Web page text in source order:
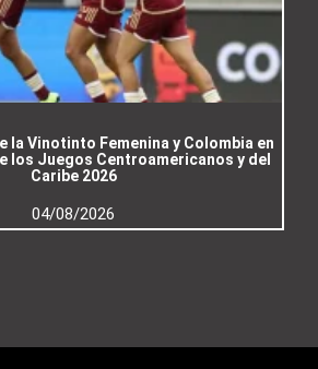
la Vinotinto Femenina y Colombia en
los Juegos Centroamericanos y del
Caribe 2026
04/08/2026